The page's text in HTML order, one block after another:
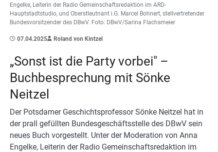
Engelke, Leiterin der Radio Gemeinschaftsredaktion im ARD-
Hauptstadtstudio, und Oberstleutnant i.G. Marcel Bohnert, stellvertretender
Bundesvorsitzender des DBwV. Foto: DBwV/Sarina Flachsmeier
07.04.2025 Roland von Kintzel
„Sonst ist die Party vorbei" –
Buchbesprechung mit Sönke
Neitzel
Der Potsdamer Geschichtsprofessor Sönke Neitzel hat in
der prall gefüllten Bundesgeschäftsstelle des DBwV sein
neues Buch vorgestellt. Unter der Moderation von Anna
Engelke, Leiterin der Radio Gemeinschaftsredaktion im